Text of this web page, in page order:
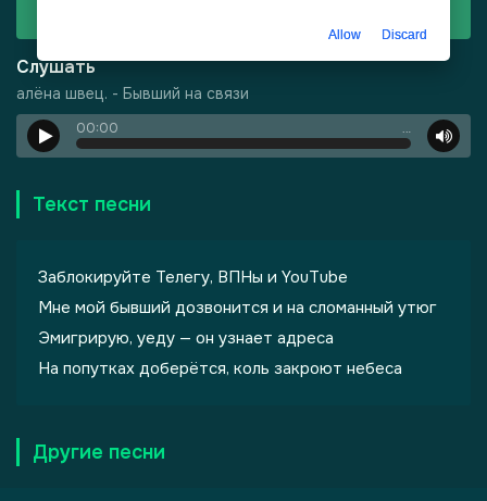
Слушать
алёна швец. - Бывший на связи
00:00 …
Текст песни
Заблокируйте Телегу, ВПНы и YouTube
Мне мой бывший дозвонится и на сломанный утюг
Эмигрирую, уеду — он узнает адреса
На попутках доберётся, коль закроют небеса
Другие песни
- Харизма
Allow Discard